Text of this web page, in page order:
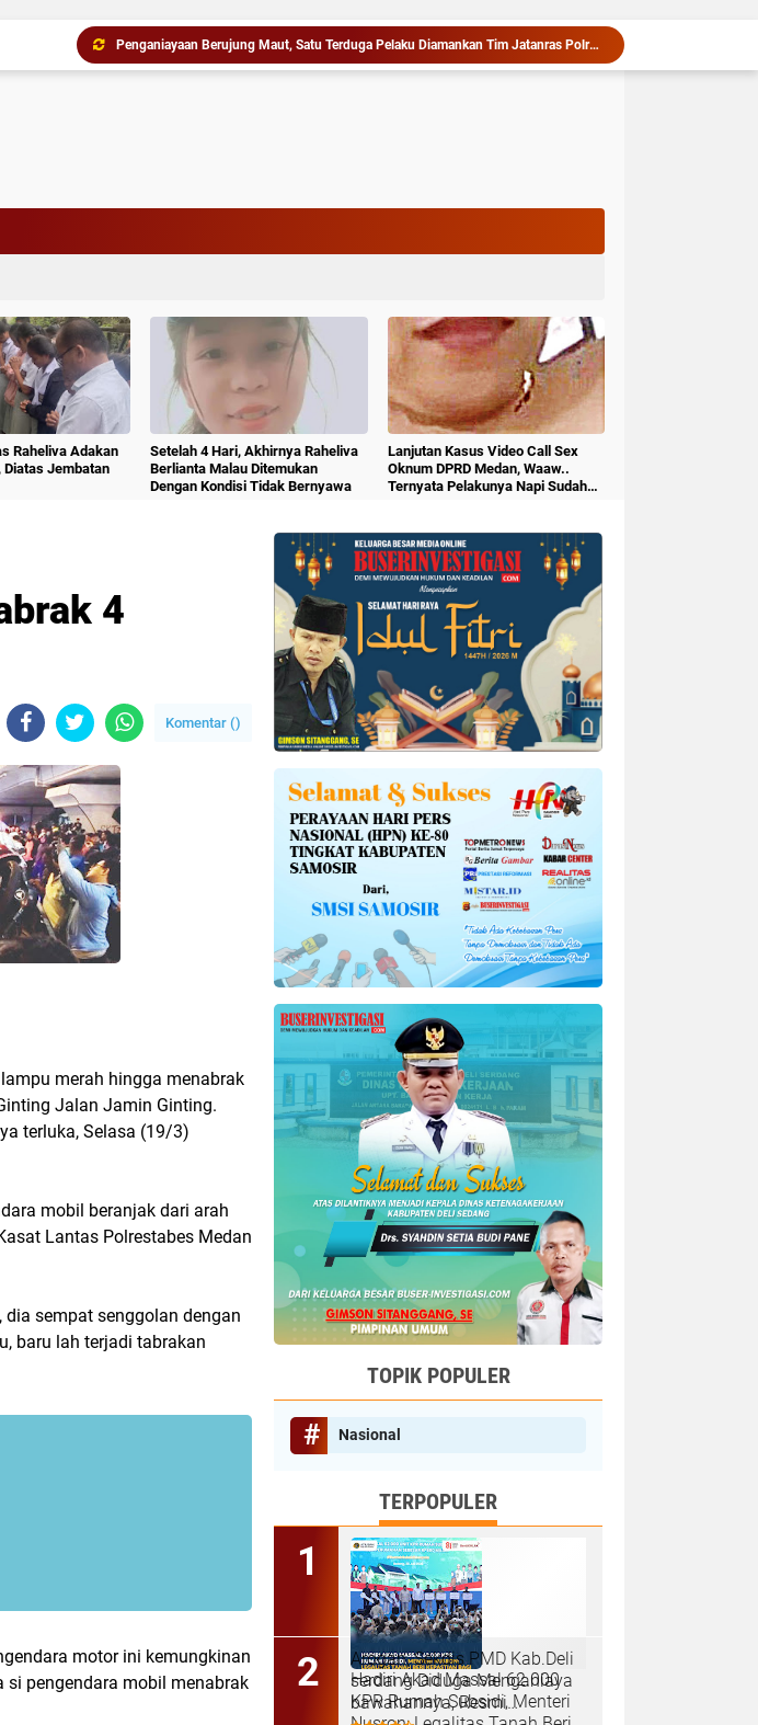
Penganiayaan Berujung Maut, Satu Terduga Pelaku Diamankan Tim Jatanras Polres Asahan
Deli Serdang Masuk Nominasi Penilaian Implementasi Program 3 Juta Rumah Regional Sumatera
Dewan Usul BUMD Sumut Kelola Rumput Laut Nias Utara dari Hulu ke Hilir
Raheliva Adakan
Diatas Jembatan
Setelah 4 Hari, Akhirnya Raheliva
Berlianta Malau Ditemukan
Dengan Kondisi Tidak Bernyawa
Lanjutan Kasus Video Call Sex
Oknum DPRD Medan, Waaw..
Ternyata Pelakunya Napi Sudah
4
Komentar ()
merah hingga menabrak
Jalan Jamin Ginting.
terluka, Selasa (19/3)
mobil beranjak dari arah
Lantas Polrestabes Medan
sempat senggolan dengan
baru lah terjadi tabrakan
motor ini kemungkinan
si pengendara mobil menabrak
TOPIK POPULER
Nasional
TERPOPULER
Hadiri Akad Massal 62.000
KPR Rumah Subsidi, Menteri
‎Arogan, Sekdis PMD Kab.Deli
serdang Diduga Menganiaya
bawahannya, Resmi